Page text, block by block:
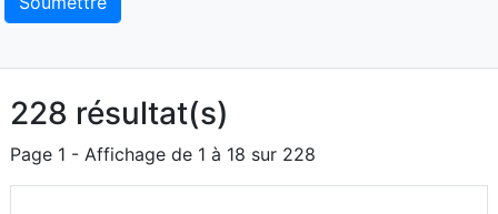
228 résultat(s)
Page 1 - Affichage de 1 à 18 sur 228